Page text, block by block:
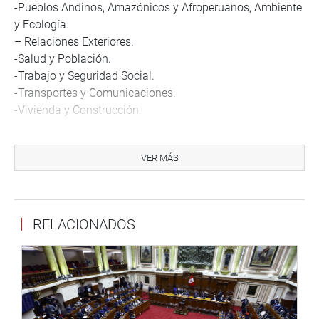
-Pueblos Andinos, Amazónicos y Afroperuanos, Ambiente
y Ecología.
– Relaciones Exteriores.
-Salud y Población.
-Trabajo y Seguridad Social.
-Transportes y Comunicaciones.
-Vivienda y Construcción.
siete integrantes, y se elige para todo el periodo
parlamentario 2021-2026
Además, serán 28 los integrantes de la Comisión
Permanente más los miembros de la Mesa Directiva del
Parlamento.
Nómina de la Comisión Permanente:
Los integrantes de la Comisión Permanente para el
periodo anual de sesiones 2022-2023 son:
VER MÁS
RELACIONADOS